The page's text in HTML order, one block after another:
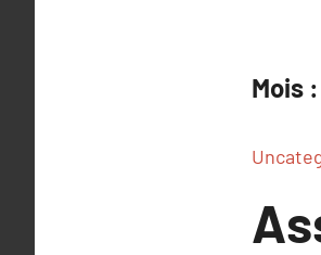
Mois :